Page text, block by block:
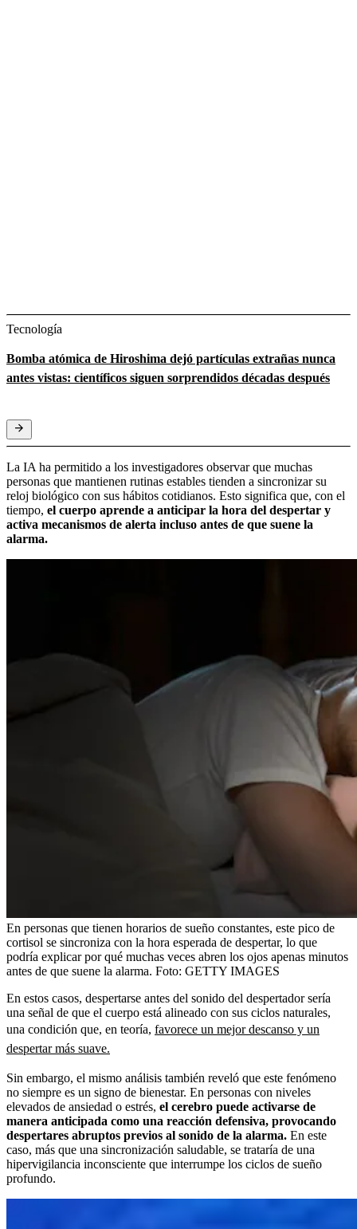
Tecnología
Bomba atómica de Hiroshima dejó partículas extrañas nunca
antes vistas: científicos siguen sorprendidos décadas después
La IA ha permitido a los investigadores observar que muchas
personas que mantienen rutinas estables tienden a sincronizar su
reloj biológico con sus hábitos cotidianos. Esto significa que, con el
tiempo, el cuerpo aprende a anticipar la hora del despertar y
activa mecanismos de alerta incluso antes de que suene la
alarma.
En personas que tienen horarios de sueño constantes, este pico de
cortisol se sincroniza con la hora esperada de despertar, lo que
podría explicar por qué muchas veces abren los ojos apenas minutos
antes de que suene la alarma. Foto: GETTY IMAGES
En estos casos, despertarse antes del sonido del despertador sería
una señal de que el cuerpo está alineado con sus ciclos naturales,
una condición que, en teoría, favorece un mejor descanso y un
despertar más suave.
Sin embargo, el mismo análisis también reveló que este fenómeno
no siempre es un signo de bienestar. En personas con niveles
elevados de ansiedad o estrés, el cerebro puede activarse de
manera anticipada como una reacción defensiva, provocando
despertares abruptos previos al sonido de la alarma. En este
caso, más que una sincronización saludable, se trataría de una
hipervigilancia inconsciente que interrumpe los ciclos de sueño
profundo.